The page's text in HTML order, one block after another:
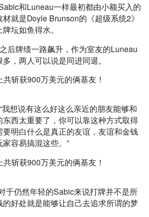
和Luneau一样最初都由小额买入的
就是Doyle Brunson的《超级系统2》
坛如鱼得水。
后牌绩一路飙升，作为室友的Luneau
，两人可以说是同进同退。
想说有这么好这么亲近的朋友能够和
西太重要了，你可以靠这种方式取得
明白什么是真正的友谊，友谊和金钱
容易搞混这些。”
于仍然年轻的Sabic来说打牌并不是所
好处就是能够让自己去追求所谓的梦